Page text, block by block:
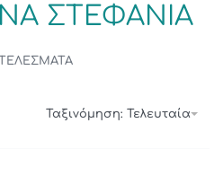
ΣΤΕΦΆΝΙΑ
Ταξινόμηση: Τελευταία